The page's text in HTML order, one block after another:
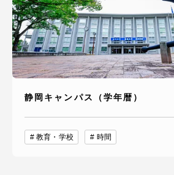
静岡キャンパス（学年暦）
教育・学校 時間